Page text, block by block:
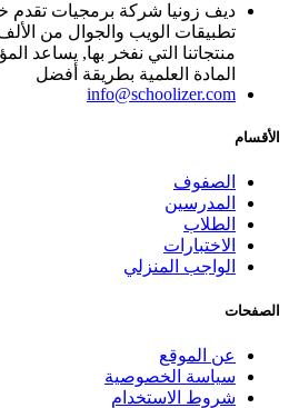
ديف زونيا شركة برمجيات تقدم
تطبيقات الويب والجوال من
منتجاتنا التي نفخر بها, يساعد
المادة العلمية بطريقة أفضل
info@schoolizer.com
الأقسام
الصفوف
المدرسين
الطلاب
الاختبارات
الواجب المنزلي
الصفحات
عن الموقع
سياسة الخصوصية
شروط الاستخدام